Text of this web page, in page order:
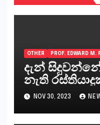
OTHER PROF. EDWARD M.
දැන්
නැති
ගෙන්වන්නන්
නියෝජිතයින්
NOV 30, 2023